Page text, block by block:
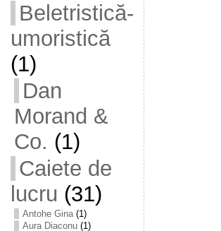
Beletristică-
umoristică
(1)
Dan
Morand &
Co. (1)
Caiete de
lucru (31)
Antohe Gina(1)
Aura Diaconu(1)